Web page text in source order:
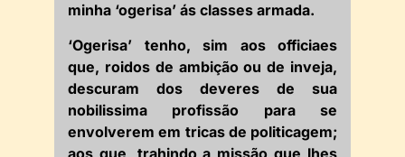
minha ‘ogerisa’ ás classes armada.
‘Ogerisa’ tenho, sim aos officiaes
que, roidos de ambição ou de inveja,
descuram dos deveres de sua
nobilissima profissão para se
envolverem em tricas de politicagem;
aos que, trahindo a missão que lhes